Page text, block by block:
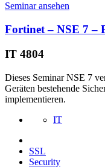
Seminar ansehen
Fortinet – NSE 7 –
IT 4804
Dieses Seminar NSE 7
Geräten bestehende
implementieren.
IT
SSL
Security